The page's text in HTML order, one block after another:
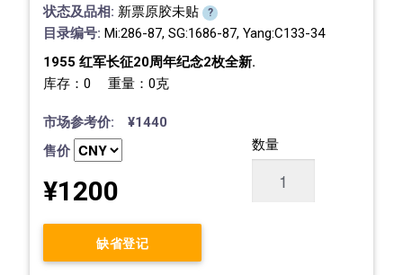
状态及品相: 新票原胶未贴 ?
目录编号: Mi:286-87, SG:1686-87, Yang:C133-34
1955 红军长征20周年纪念2枚全新.
库存：0 重量：0克
市场参考价: ¥1440
售价
¥1200
数量
缺省登记